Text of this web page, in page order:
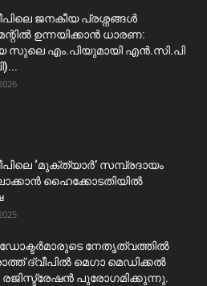
ജനകീയ പ്രശ്നങ്ങൾ
ഉന്നയിക്കാൻ ധാരണ:
സുലെ എം.പിയുമായി എൻ.സി.പി
‘മുക്ത്യാർ’ സമ്പ്രദായം
ഹൈക്കോടതിയിൽ
ഡോക്ടർമാരുടെ നേതൃത്വത്തിൽ
ദ്വീപിൽ മെഗാ മെഡിക്കൽ
രജിസ്ട്രേഷൻ പുരോഗമിക്കുന്നു.